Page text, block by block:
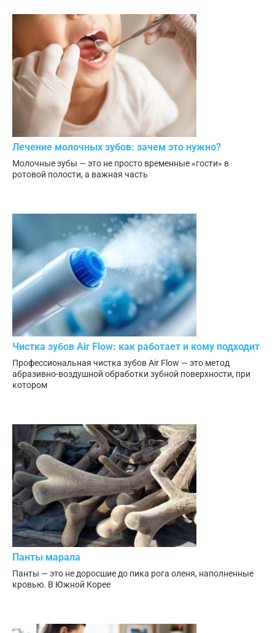
Лечение молочных зубов: зачем это нужно?
Молочные зубы — это не просто временные «гости» в
ротовой полости, а важная часть
Чистка зубов Air Flow: как работает и кому подходит
Профессиональная чистка зубов Air Flow — это метод
абразивно-воздушной обработки зубной поверхности, при
котором
Панты марала
Панты — это не доросшие до пика рога оленя, наполненные
кровью. В Южной Корее